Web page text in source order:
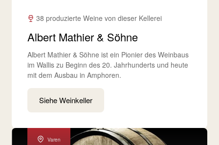
38 produzierte Weine von dieser Kellerei
Albert Mathier & Söhne
Albert Mathier & Söhne ist ein Pionier des Weinbaus
im Wallis zu Beginn des 20. Jahrhunderts und heute
mit dem Ausbau in Amphoren.
Siehe Weinkeller
Varen